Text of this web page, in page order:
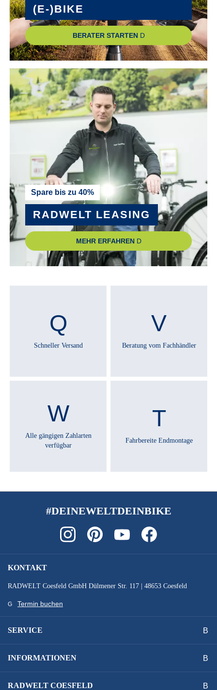
(E-)BIKE
BERATER STARTEN
Spare bis zu 40%
RADWELT LEASING
MEHR ERFAHREN
Schneller Versand Beratung vom Fachhändler
Alle gängigen Zahlarten
verfügbar
Fahrbereite Endmontage
#DEINEWELTDEINBIKE
KONTAKT
RADWELT Coesfeld GmbH Dülmener Str. 117 | 48653 Coesfeld
Termin buchen
SERVICE
INFORMATIONEN
RADWELT COESFELD